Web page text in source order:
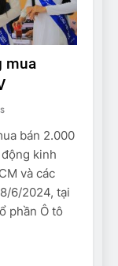
mua
bán 2.000
kinh
và các
6/2024, tại
phần Ô tô